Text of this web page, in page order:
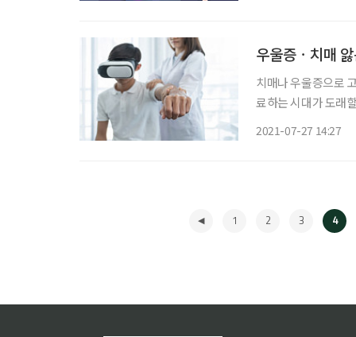
우울증ㆍ치매
치매나 우울증으로
료하는 시대가 도래할 것으로 보인다. 국내 기업들
2021-07-27 14:27
1 2 3 4